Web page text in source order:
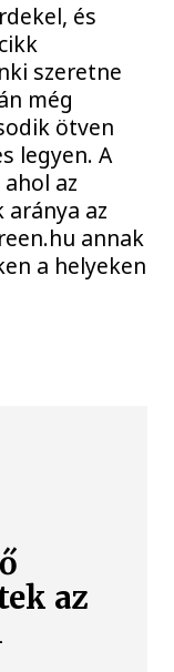
és
szeretne
még
ötven
legyen. A
az
aránya az
annak
a helyeken
az